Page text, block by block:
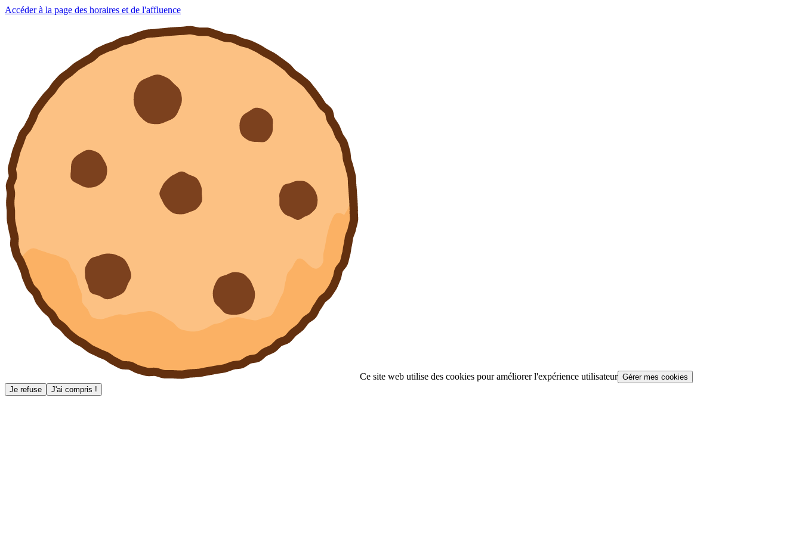
Accéder à la page des horaires et de l'affluence
Ce site web utilise des cookies pour améliorer l'expérience utilisateur Gérer mes cookies
Je refuse
J'ai compris !